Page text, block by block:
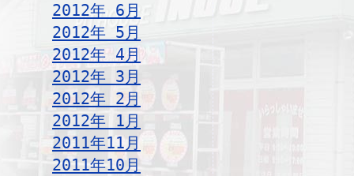
2012年 6月
2012年 5月
2012年 4月
2012年 3月
2012年 2月
2012年 1月
2011年11月
2011年10月